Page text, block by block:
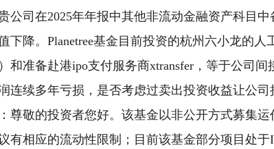
公司在2025年年报中其他非流动金融资产科目中
下降。Planetree基金目前投资的杭州六小龙的人
和准备赴港ipo支付服务商xtransfer，等于公司间
连续多年亏损，是否考虑过卖出投资收益让公司
尊敬的投资者您好。该基金以非公开方式募集运
有相应的流动性限制；目前该基金部分项目处于